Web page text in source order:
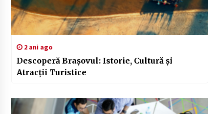
2 ani ago
Descoperă Brașovul: Istorie, Cultură și
Atracții Turistice